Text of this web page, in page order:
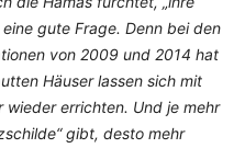
gute Frage. Denn bei den
von 2009 und 2014 hat
Häuser lassen sich mit
wieder errichten. Und je mehr
gibt, desto mehr